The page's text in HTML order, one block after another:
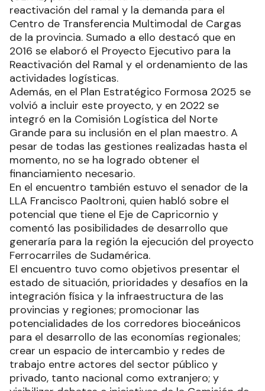
reactivación del ramal y la demanda para el
Centro de Transferencia Multimodal de Cargas
de la provincia. Sumado a ello destacó que en
2016 se elaboró el Proyecto Ejecutivo para la
Reactivación del Ramal y el ordenamiento de las
actividades logísticas.
Además, en el Plan Estratégico Formosa 2025 se
volvió a incluir este proyecto, y en 2022 se
integró en la Comisión Logística del Norte
Grande para su inclusión en el plan maestro. A
pesar de todas las gestiones realizadas hasta el
momento, no se ha logrado obtener el
financiamiento necesario.
En el encuentro también estuvo el senador de la
LLA Francisco Paoltroni, quien habló sobre el
potencial que tiene el Eje de Capricornio y
comentó las posibilidades de desarrollo que
generaría para la región la ejecución del proyecto
Ferrocarriles de Sudamérica.
El encuentro tuvo como objetivos presentar el
estado de situación, prioridades y desafíos en la
integración física y la infraestructura de las
provincias y regiones; promocionar las
potencialidades de los corredores bioceánicos
para el desarrollo de las economías regionales;
crear un espacio de intercambio y redes de
trabajo entre actores del sector público y
privado, tanto nacional como extranjero; y